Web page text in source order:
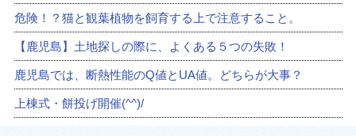
危険！？猫と観葉植物を飼育する上で注意すること。
【鹿児島】土地探しの際に、よくある５つの失敗！
鹿児島では、断熱性能のQ値とUA値。どちらが大事？
上棟式・餅投げ開催(^^)/